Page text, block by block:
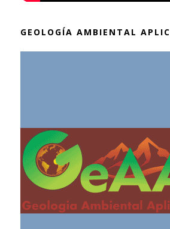
GEOLOGÍA AMBIENTAL